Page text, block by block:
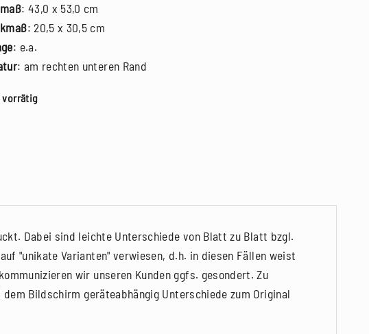
: 43,0 x 53,0 cm
: 20,5 x 30,5 cm
: e.a.
: am rechten unteren Rand
vorrätig
Dabei sind leichte Unterschiede von Blatt zu Blatt bzgl.
"unikate Varianten" verwiesen, d.h. in diesen Fällen weist
wir unseren Kunden ggfs. gesondert. Zu
Bildschirm geräteabhängig Unterschiede zum Original